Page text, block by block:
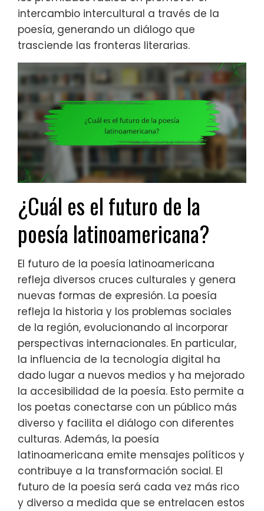
intercambio intercultural a través de la
poesía, generando un diálogo que
trasciende las fronteras literarias.
¿Cuál es el futuro de la
poesía latinoamericana?
El futuro de la poesía latinoamericana
refleja diversos cruces culturales y genera
nuevas formas de expresión. La poesía
refleja la historia y los problemas sociales
de la región, evolucionando al incorporar
perspectivas internacionales. En particular,
la influencia de la tecnología digital ha
dado lugar a nuevos medios y ha mejorado
la accesibilidad de la poesía. Esto permite a
los poetas conectarse con un público más
diverso y facilita el diálogo con diferentes
culturas. Además, la poesía
latinoamericana emite mensajes políticos y
contribuye a la transformación social. El
futuro de la poesía será cada vez más rico
y diverso a medida que se entrelacen estos